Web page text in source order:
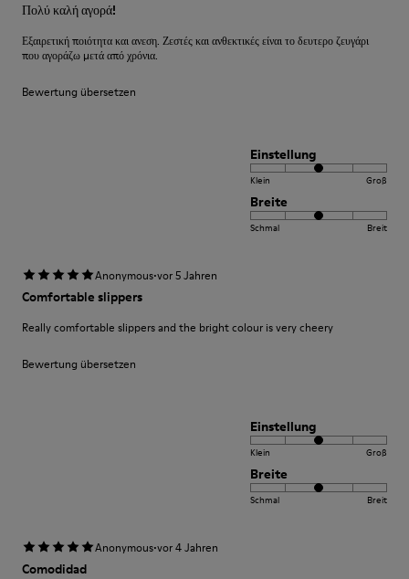
Πολύ καλή αγορά!
Εξαιρετική ποιότητα και ανεση. Ζεστές και ανθεκτικές είναι το δευτερο ζευγάρι
που αγοράζω μετά από χρόνια.
Bewertung übersetzen
Einstellung
Klein Groß
Breite
Schmal Breit
Anonymous·vor 5 Jahren
Comfortable slippers
Really comfortable slippers and the bright colour is very cheery
Bewertung übersetzen
Einstellung
Klein Groß
Breite
Schmal Breit
Anonymous·vor 4 Jahren
Comodidad